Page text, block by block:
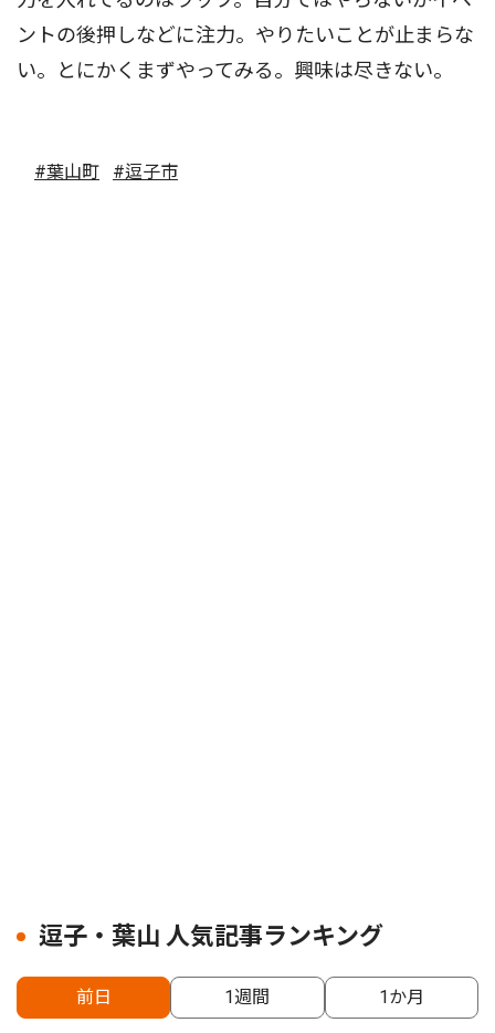
ントの後押しなどに注力。やりたいことが止まらな
い。とにかくまずやってみる。興味は尽きない。
#葉山町 #逗子市
逗子・葉山 人気記事ランキング
前日 1週間 1か月